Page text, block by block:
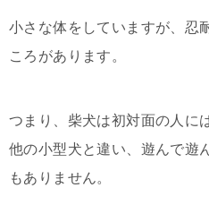
小さな体をしていますが、忍
ころがあります。
つまり、柴犬は初対面の人に
他の小型犬と違い、遊んで遊
もありません。